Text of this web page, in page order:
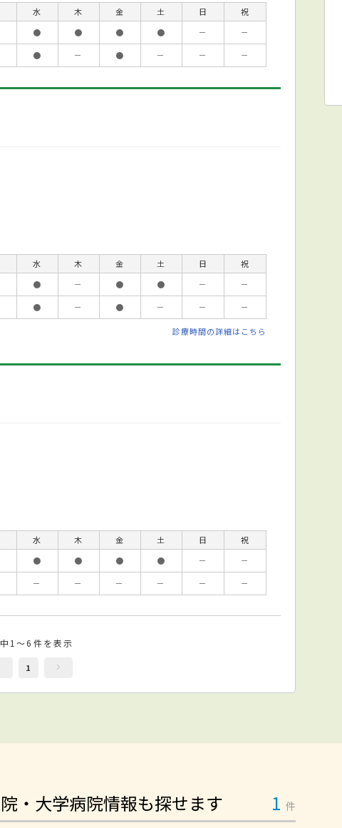
水 木 金 土 日
祝
● ● ● ● －
－
● － ● － － －
水 木 金 土 日
祝
● － ● ● －
－
● － ● － － －
診療時間の詳細はこちら
水 木 金 土 日
祝
● ● ● ● －
－
－ － － － － －
1～6件を表示
1
・大学病院情報も探せます 1 件